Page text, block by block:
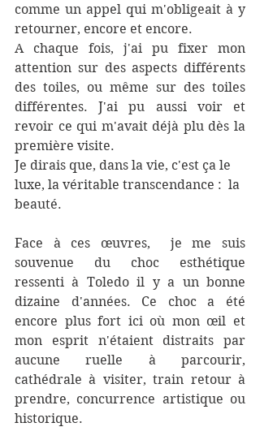
comme un appel qui m'obligeait à y
retourner, encore et encore.
A chaque fois, j'ai pu fixer mon
attention sur des aspects différents
des toiles, ou même sur des toiles
différentes. J'ai pu aussi voir et
revoir ce qui m'avait déjà plu dès la
première visite.
Je dirais que, dans la vie, c'est ça le
luxe, la véritable transcendance :  la
beauté.
Face à ces œuvres,  je me suis
souvenue du choc esthétique
ressenti à Toledo il y a un bonne
dizaine d'années. Ce choc a été
encore plus fort ici où mon œil et
mon esprit n'étaient distraits par
aucune ruelle à parcourir,
cathédrale à visiter, train retour à
prendre, concurrence artistique ou
historique.